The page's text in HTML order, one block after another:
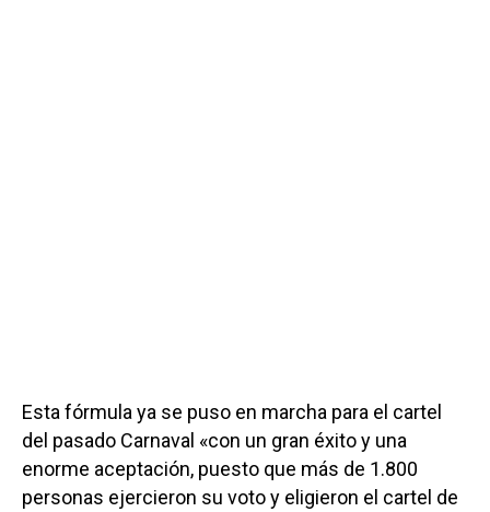
Esta fórmula ya se puso en marcha para el cartel
del pasado Carnaval «con un gran éxito y una
enorme aceptación, puesto que más de 1.800
personas ejercieron su voto y eligieron el cartel de